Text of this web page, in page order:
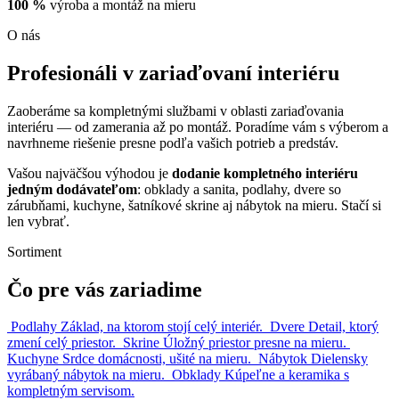
100 % výroba a montáž na mieru
O nás
Profesionáli v zariaďovaní interiéru
Zaoberáme sa kompletnými službami v oblasti zariaďovania
interiéru — od zamerania až po montáž. Poradíme vám s výberom a
navrhneme riešenie presne podľa vašich potrieb a predstáv.
Vašou najväčšou výhodou je dodanie kompletného interiéru
jedným dodávateľom: obklady a sanita, podlahy, dvere so
zárubňami, kuchyne, šatníkové skrine aj nábytok na mieru. Stačí si
len vybrať.
Sortiment
Čo pre vás zariadime
Podlahy Základ, na ktorom stojí celý interiér. Dvere Detail, ktorý
zmení celý priestor. Skrine Úložný priestor presne na mieru.
Kuchyne Srdce domácnosti, ušité na mieru. Nábytok Dielensky
vyrábaný nábytok na mieru. Obklady Kúpeľne a keramika s
kompletným servisom.